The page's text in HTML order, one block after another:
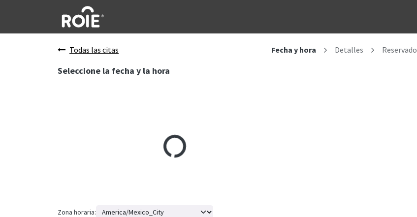
Todas las citas Fecha y hora Detalles Reservado
Seleccione la fecha y la hora
Zona horaria: